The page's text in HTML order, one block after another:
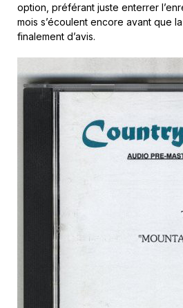
option, préférant juste enterrer
mois s’écoulent encore avant que
finalement d’avis.